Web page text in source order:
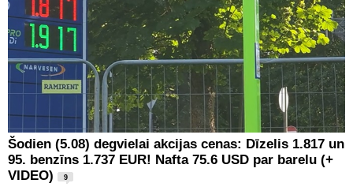
Šodien (5.08) degvielai akcijas cenas: Dīzelis 1.817 un
95. benzīns 1.737 EUR! Nafta 75.6 USD par barelu (+
VIDEO)
9